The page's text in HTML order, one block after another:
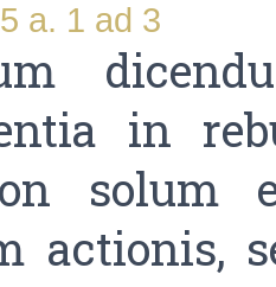
a. 1 ad 3
in
solum
actionis,